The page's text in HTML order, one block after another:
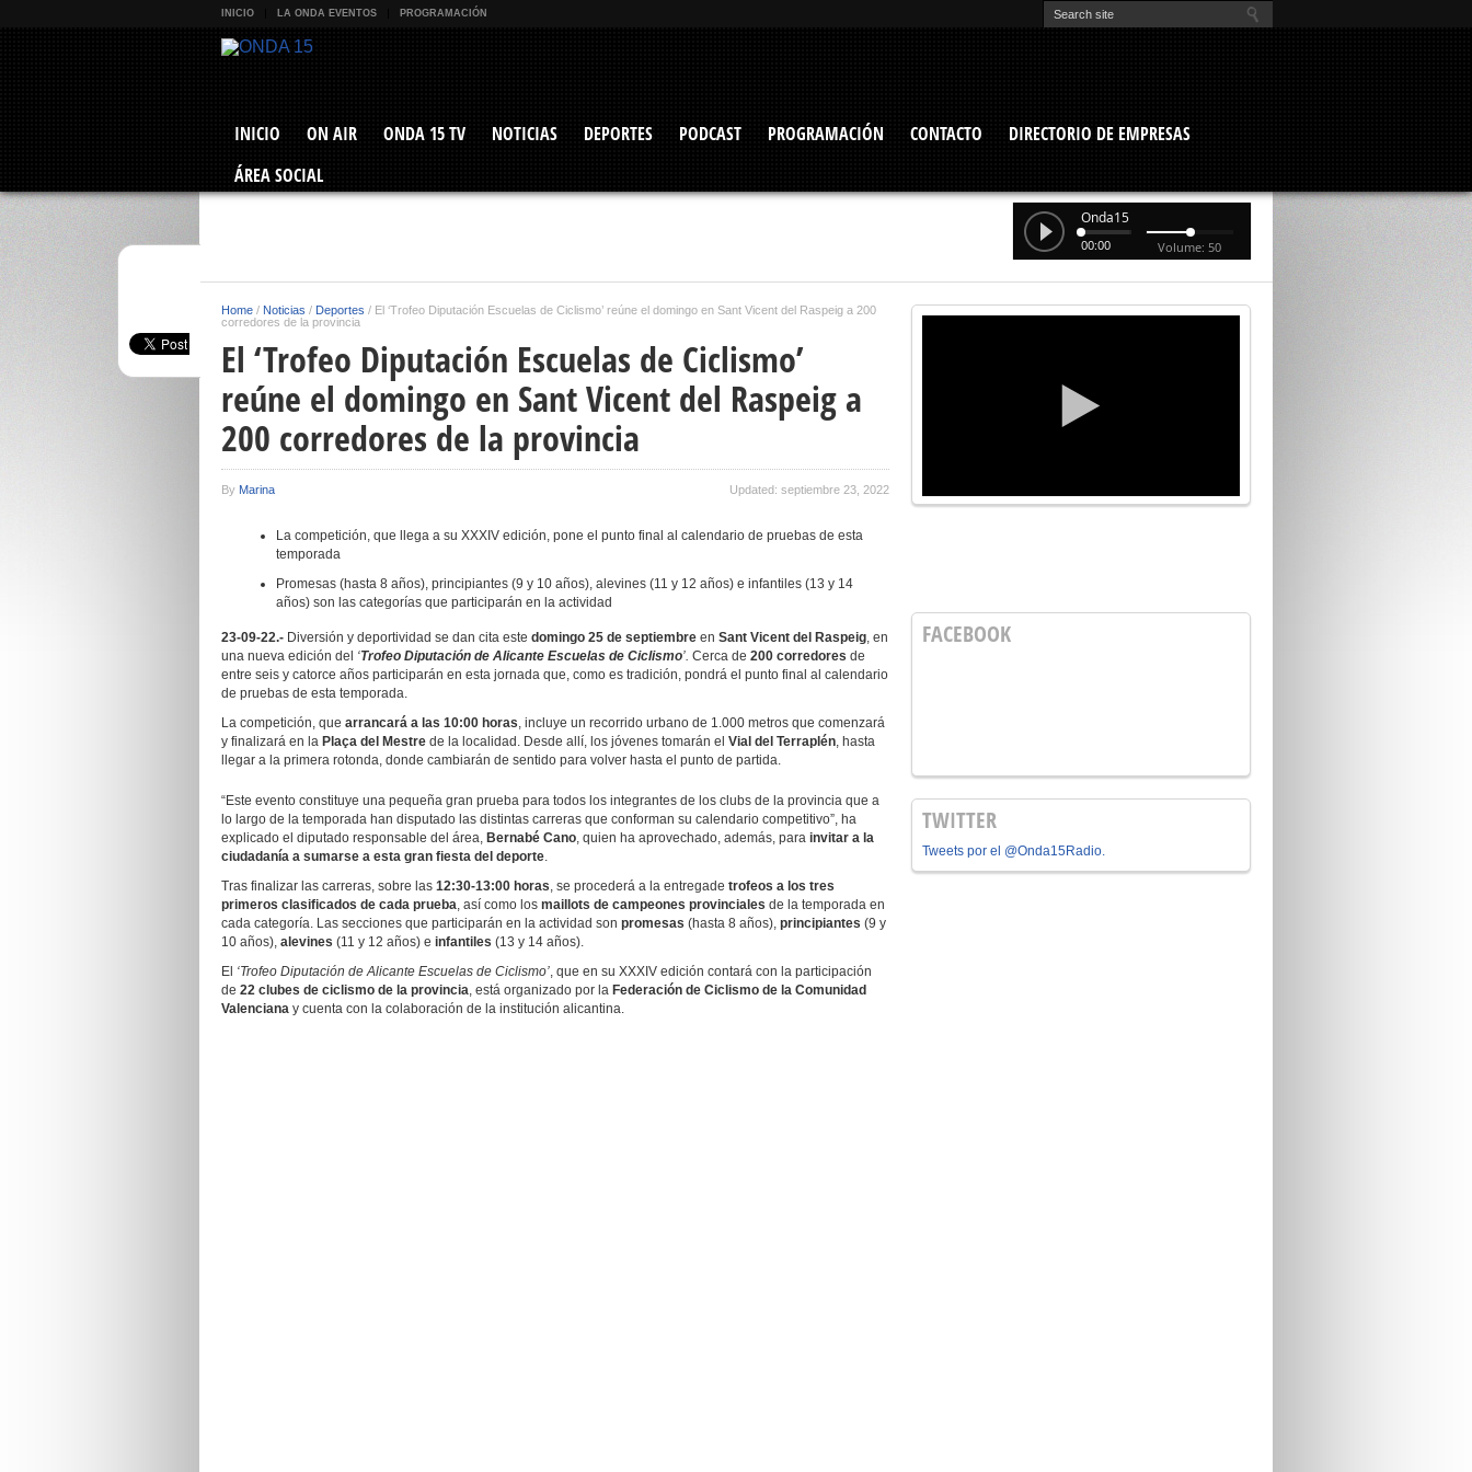
INICIO LA ONDA EVENTOS PROGRAMACIÓN
INICIO ON AIR ONDA 15 TV NOTICIAS DEPORTES PODCAST PROGRAMACIÓN CONTACTO
DIRECTORIO DE EMPRESAS
ÁREA SOCIAL
Onda15
00:00 Volume: 50
Home / Noticias / Deportes / El ‘Trofeo Diputación Escuelas de Ciclismo’ reúne el domingo en Sant Vicent del Raspeig a 200
corredores de la provincia
El ‘Trofeo Diputación Escuelas de Ciclismo’
reúne el domingo en Sant Vicent del Raspeig a
200 corredores de la provincia
By Marina Updated: septiembre 23, 2022
La competición, que llega a su XXXIV edición, pone el punto final al calendario de pruebas de esta
temporada
Promesas (hasta 8 años), principiantes (9 y 10 años), alevines (11 y 12 años) e infantiles (13 y 14
años) son las categorías que participarán en la actividad
23-09-22.- Diversión y deportividad se dan cita este domingo 25 de septiembre en Sant Vicent del Raspeig, en
una nueva edición del ‘Trofeo Diputación de Alicante Escuelas de Ciclismo’. Cerca de 200 corredores de
entre seis y catorce años participarán en esta jornada que, como es tradición, pondrá el punto final al calendario
de pruebas de esta temporada.
La competición, que arrancará a las 10:00 horas, incluye un recorrido urbano de 1.000 metros que comenzará
y finalizará en la Plaça del Mestre de la localidad. Desde allí, los jóvenes tomarán el Vial del Terraplén, hasta
llegar a la primera rotonda, donde cambiarán de sentido para volver hasta el punto de partida.
“Este evento constituye una pequeña gran prueba para todos los integrantes de los clubs de la provincia que a
lo largo de la temporada han disputado las distintas carreras que conforman su calendario competitivo”, ha
explicado el diputado responsable del área, Bernabé Cano, quien ha aprovechado, además, para invitar a la
ciudadanía a sumarse a esta gran fiesta del deporte.
Tras finalizar las carreras, sobre las 12:30-13:00 horas, se procederá a la entregade trofeos a los tres
primeros clasificados de cada prueba, así como los maillots de campeones provinciales de la temporada en
cada categoría. Las secciones que participarán en la actividad son promesas (hasta 8 años), principiantes (9 y
10 años), alevines (11 y 12 años) e infantiles (13 y 14 años).
El ‘Trofeo Diputación de Alicante Escuelas de Ciclismo’, que en su XXXIV edición contará con la participación
de 22 clubes de ciclismo de la provincia, está organizado por la Federación de Ciclismo de la Comunidad
Valenciana y cuenta con la colaboración de la institución alicantina.
FACEBOOK
TWITTER
Tweets por el @Onda15Radio.